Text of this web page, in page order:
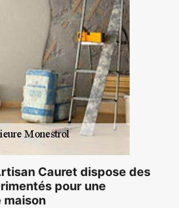
Cauret dispose des
pour une
maison